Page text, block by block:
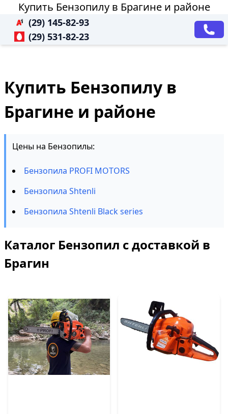
Купить Бензопилу в Брагине и районе
(29) 145-82-93
(29) 531-82-23
Купить Бензопилу в
Брагине и районе
Цены на Бензопилы:
Бензопила PROFI MOTORS
Бензопила Shtenli
Бензопила Shtenli Black series
Каталог Бензопил с доставкой в
Брагин